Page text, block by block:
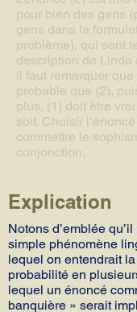
pour bien des gens
gens dans la
problème), qui sont
description de Linda
il faut remarquer
probable que (2),
plus, (1) doit être
soit. Choisir l’énoncé
commettre le
conjonction.
Explication
Notons d’emblée qu’il
simple phénomène
lequel on entendrait
probabilité en
lequel un énoncé
banquière » serait